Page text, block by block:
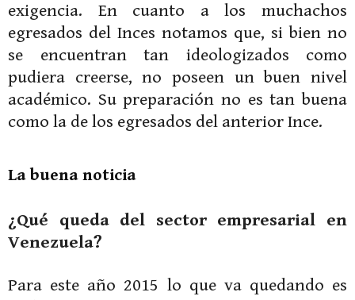
exigencia. En cuanto a los muchachos
egresados del Inces notamos que, si bien no
se encuentran tan ideologizados como
pudiera creerse, no poseen un buen nivel
académico. Su preparación no es tan buena
como la de los egresados del anterior Ince.
La buena noticia
¿Qué queda del sector empresarial en
Venezuela?
Para este año 2015 lo que va quedando es